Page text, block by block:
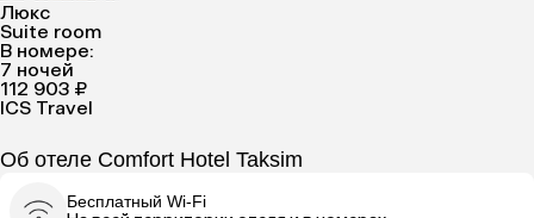
Люкс
Suite room
В номере:
7 ночей
112 903 ₽
ICS Travel
Об отеле Comfort Hotel Taksim
Бесплатный Wi-Fi